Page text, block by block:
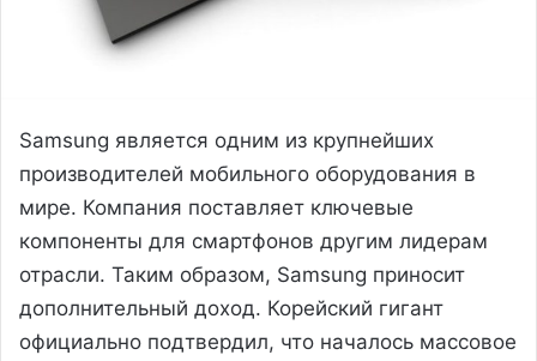
Samsung является одним из крупнейших
производителей мобильного оборудования в
мире. Компания поставляет ключевые
компоненты для смартфонов другим лидерам
отрасли. Таким образом, Samsung приносит
дополнительный доход. Корейский гигант
официально подтвердил, что началось массовое